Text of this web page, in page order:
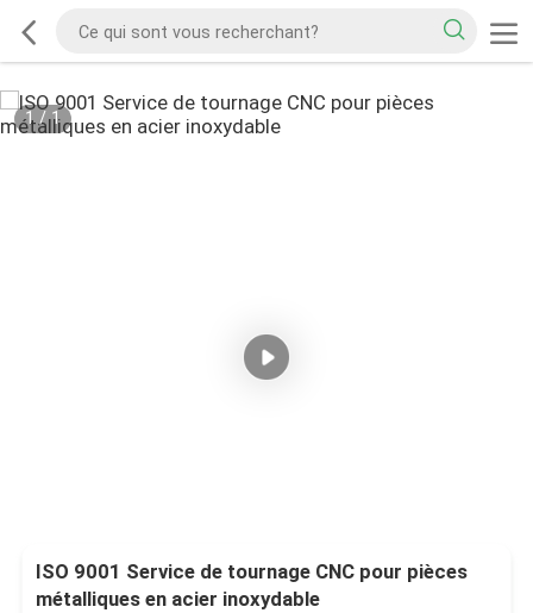
1/1
ISO 9001 Service de tournage CNC pour pièces
métalliques en acier inoxydable